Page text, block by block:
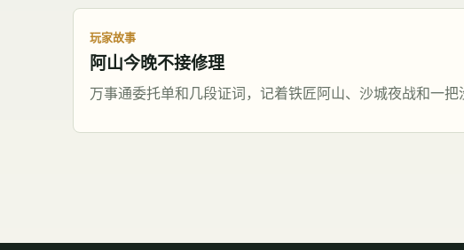
玩家故事
阿山今晚不接修理
万事通委托单和几段证词，记着铁匠阿山、沙城夜战和一把